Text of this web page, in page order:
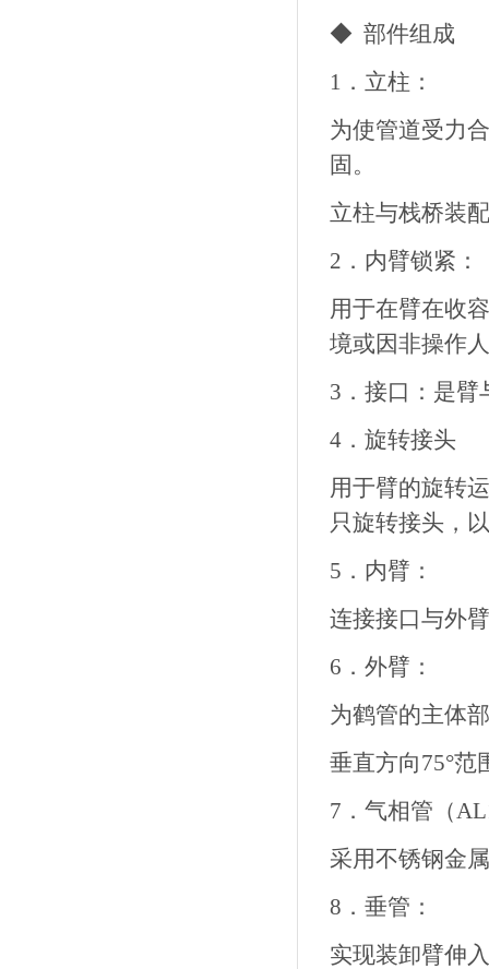
◆ 部件组成
1．立柱：
为使管道受力
固。
立柱与栈桥装
2．内臂锁紧：
用于在臂在收
境或因非操作
3．接口：是臂
4．旋转接头
用于臂的旋转
只旋转接头，
5．内臂：
连接接口与外
6．外臂：
为鹤管的主体
垂直方向75°范
7．气相管（
采用不锈钢金
8．垂管：
实现装卸臂伸